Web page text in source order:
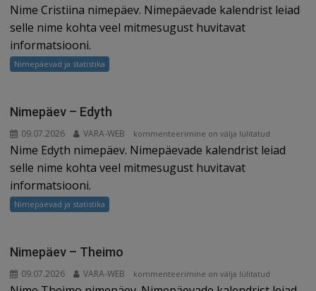
–
Cristiina
Nime Cristiina nimepäev. Nimepäevade kalendrist leiad
selle nime kohta veel mitmesugust huvitavat
informatsiooni.
Nimepäevad ja statistika
Nimepäev – Edyth
09.07.2026 VARA-WEB
Nimepäev
–
Edyth
kommenteerimine on välja lülitatud
Nime Edyth nimepäev. Nimepäevade kalendrist leiad
selle nime kohta veel mitmesugust huvitavat
informatsiooni.
Nimepäevad ja statistika
Nimepäev – Theimo
09.07.2026 VARA-WEB
Nimepäev
–
kommenteerimine on välja lülitatud